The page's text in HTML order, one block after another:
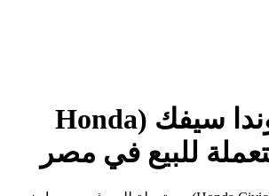
سيارات هوندا سيفك (Honda